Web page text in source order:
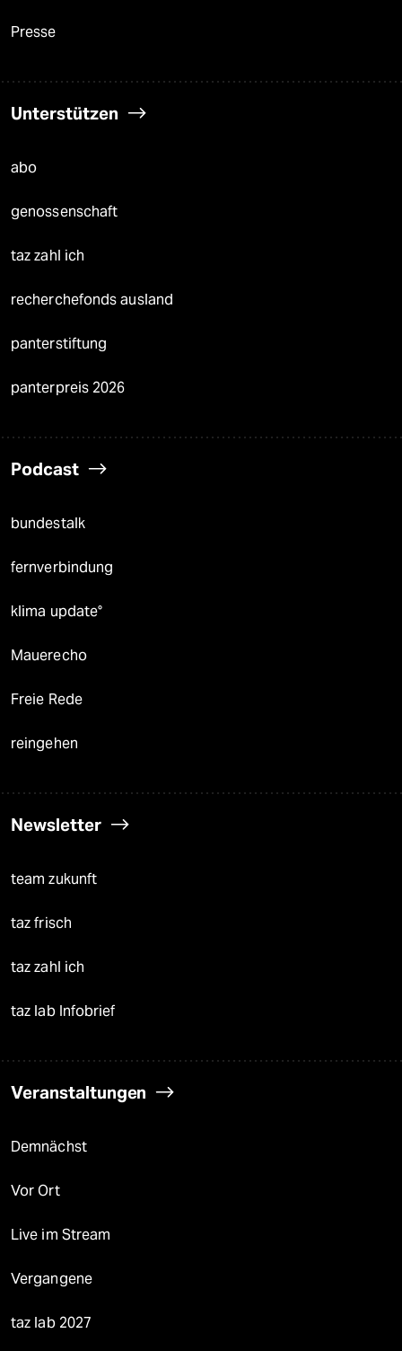
Presse
Unterstützen
abo
genossenschaft
taz zahl ich
recherchefonds ausland
panterstiftung
panterpreis 2026
Podcast
bundestalk
fernverbindung
klima update°
Mauerecho
Freie Rede
reingehen
Newsletter
team zukunft
taz frisch
taz zahl ich
taz lab Infobrief
Veranstaltungen
Demnächst
Vor Ort
Live im Stream
Vergangene
taz lab 2027